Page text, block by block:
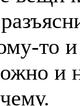
то
и